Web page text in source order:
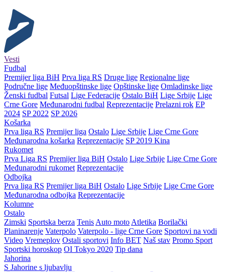
Vesti
Fudbal
Premijer liga BiH Prva liga RS Druge lige Regionalne lige
Područne lige Međuopštinske lige Opštinske lige Omladinske lige
Ženski fudbal Futsal Lige Federacije Ostalo BiH Lige Srbije Lige
Crne Gore Međunarodni fudbal Reprezentacije Prelazni rok EP
2024 SP 2022 SP 2026
Košarka
Prva liga RS Premijer liga Ostalo Lige Srbije Lige Crne Gore
Međunarodna košarka Reprezentacije SP 2019 Kina
Rukomet
Prva Liga RS Premijer liga BiH Ostalo Lige Srbije Lige Crne Gore
Međunarodni rukomet Reprezentacije
Odbojka
Prva liga RS Premijer liga BiH Ostalo Lige Srbije Lige Crne Gore
Međunarodna odbojka Reprezentacije
Kolumne
Ostalo
Zimski Sportska berza Tenis Auto moto Atletika Borilački
Planinarenje Vaterpolo Vaterpolo - lige Crne Gore Sportovi na vodi
Video Vremeplov Ostali sportovi Info BET Naš stav Promo Sport
Sportski horoskop OI Tokyo 2020 Tip dana
Jahorina
S Jahorine s ljubavlju